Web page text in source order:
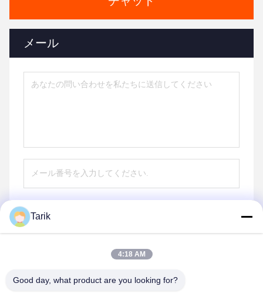
メール
Tarik
4:18 AM
Good day, what product are you looking for?